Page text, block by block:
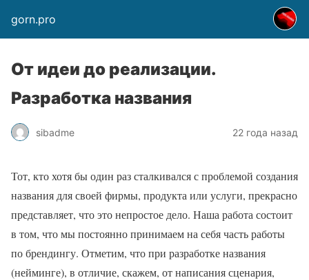
gorn.pro
От идеи до реализации.
Разработка названия
sibadme 22 года назад
Тот, кто хотя бы один раз сталкивался с проблемой создания
названия для своей фирмы, продукта или услуги, прекрасно
представляет, что это непростое дело. Наша работа состоит
в том, что мы постоянно принимаем на себя часть работы
по брендингу. Отметим, что при разработке названия
(нейминге), в отличие, скажем, от написания сценария,